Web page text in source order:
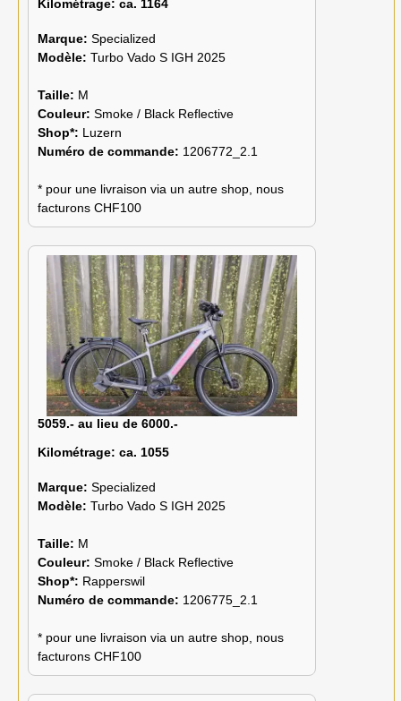
Kilométrage: ca. 1164
Marque: Specialized
Modèle: Turbo Vado S IGH 2025
Taille: M
Couleur: Smoke / Black Reflective
Shop*: Luzern
Numéro de commande: 1206772_2.1
* pour une livraison via un autre shop, nous
facturons CHF100
5059.- au lieu de 6000.-
Kilométrage: ca. 1055
Marque: Specialized
Modèle: Turbo Vado S IGH 2025
Taille: M
Couleur: Smoke / Black Reflective
Shop*: Rapperswil
Numéro de commande: 1206775_2.1
* pour une livraison via un autre shop, nous
facturons CHF100